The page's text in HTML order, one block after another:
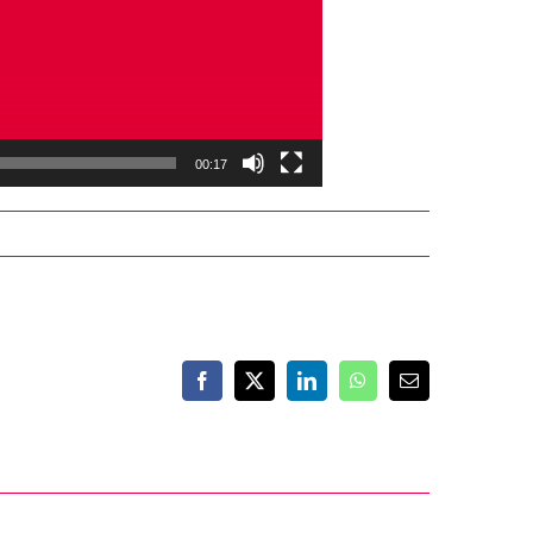
00:17
Facebook
X LinkedInWhatsApp
Email